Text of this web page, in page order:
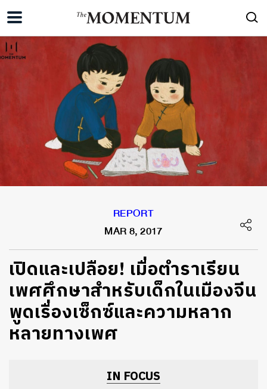
REPORT
MAR 8, 2017
เปิดและเปลือย! เมื่อตำราเรียน
เพศศึกษาสำหรับเด็กในเมืองจีน
พูดเรื่องเซ็กซ์และความหลาก
หลายทางเพศ
IN FOCUS